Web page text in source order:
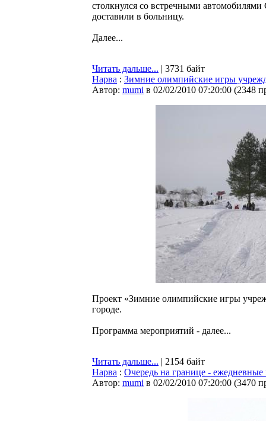
столкнулся со встречными
доставили в больницу.
Далее...
Читать дальше... | 3731 байт
Нарва : Зимние олимпийские игры
Автор: mumi в 02/02/2010 07:20:00 (2348
Проект «Зимние олимпийские игры
городе.
Программа мероприятий - далее...
Читать дальше... | 2154 байт
Нарва : Очередь на границе - ежедневные
Автор: mumi в 02/02/2010 07:20:00 (3470